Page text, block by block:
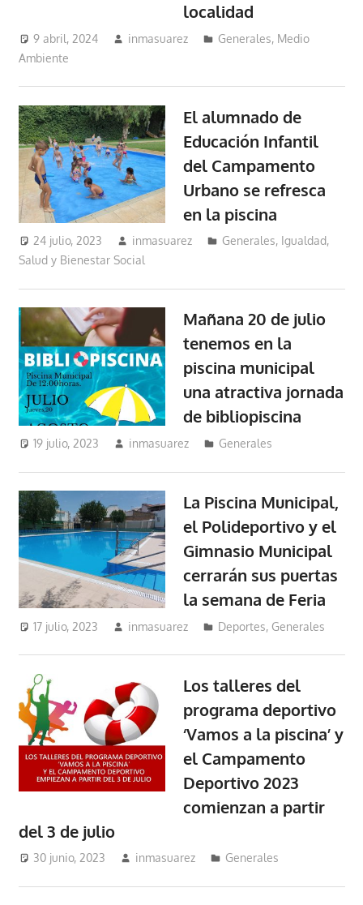
localidad
9 abril, 2024 inmasuarez Generales, Medio
Ambiente
El alumnado de
Educación Infantil
del Campamento
Urbano se refresca
en la piscina
24 julio, 2023 inmasuarez Generales, Igualdad,
Salud y Bienestar Social
Mañana 20 de julio
tenemos en la
piscina municipal
una atractiva jornada
de bibliopiscina
19 julio, 2023 inmasuarez Generales
La Piscina Municipal,
el Polideportivo y el
Gimnasio Municipal
cerrarán sus puertas
la semana de Feria
17 julio, 2023 inmasuarez Deportes, Generales
Los talleres del
programa deportivo
‘Vamos a la piscina’ y
el Campamento
Deportivo 2023
comienzan a partir
del 3 de julio
30 junio, 2023 inmasuarez Generales